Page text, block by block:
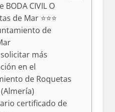
CIVIL O
de Mar ⭐️⭐️⭐️
dе
mа́s
en el
dе Roquetas
certificado dе